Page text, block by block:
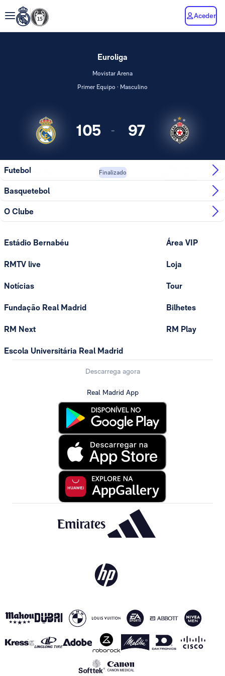
Aceder
Euroliga
Movistar Arena
Primer Equipo · Masculino
105 - 97
Real Madrid Finalizado
Futebol
Basquetebol
O Clube
Estádio Bernabéu
RMTV live
Notícias
Fundação Real Madrid
RM Next
Escola Universitária Real Madrid
Área VIP
Loja
Tour
Bilhetes
RM Play
Descarrega agora
Real Madrid App